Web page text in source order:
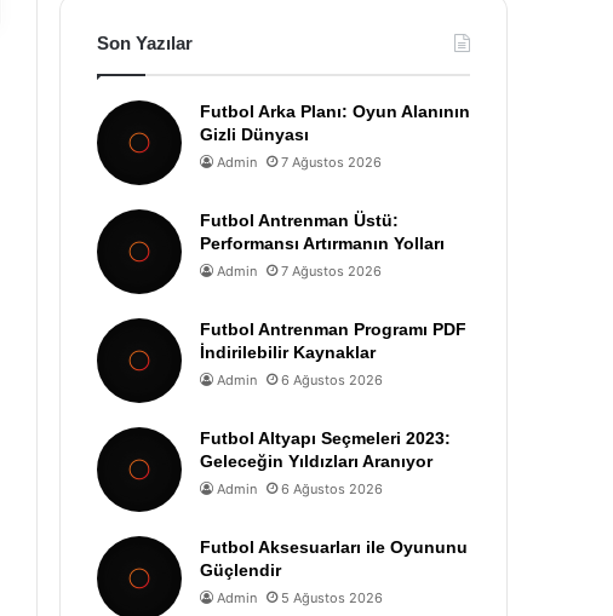
Son Yazılar
Futbol Arka Planı: Oyun Alanının
Gizli Dünyası
Admin 7 Ağustos 2026
Futbol Antrenman Üstü:
Performansı Artırmanın Yolları
Admin 7 Ağustos 2026
Futbol Antrenman Programı PDF
İndirilebilir Kaynaklar
Admin 6 Ağustos 2026
Futbol Altyapı Seçmeleri 2023:
Geleceğin Yıldızları Aranıyor
Admin 6 Ağustos 2026
Futbol Aksesuarları ile Oyununu
Güçlendir
Admin 5 Ağustos 2026